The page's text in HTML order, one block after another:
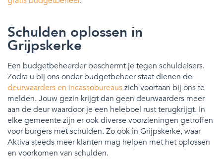
Schulden oplossen in
Grijpskerke
Een budgetbeheerder beschermt je tegen schuldeisers.
Zodra u bij ons onder budgetbeheer staat dienen de
deurwaarders en incassobureauszich voortaan bij ons te
melden. Jouw gezin krijgt dan geen deurwaarders meer
aan de deur waardoor je een heleboel rust terugkrijgt. In
elke gemeente zijn er ook diverse voorzieningen getroffen
voor burgers met schulden. Zo ook in Grijpskerke, waar
Aktiva steeds meer klanten mag helpen met het oplossen
en voorkomen van schulden.